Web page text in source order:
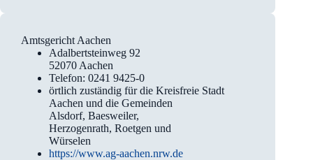
Amtsgericht Aachen
Adalbertsteinweg 92
52070 Aachen
Telefon: 0241 9425-0
örtlich zuständig für die Kreisfreie Stadt
Aachen und die Gemeinden
Alsdorf, Baesweiler,
Herzogenrath, Roetgen und
Würselen
https://www.ag-aachen.nrw.de